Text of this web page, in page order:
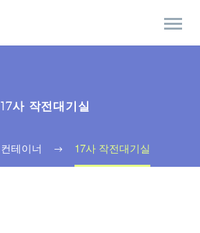
17사 작전대기실
컨테이너 17사 작전대기실